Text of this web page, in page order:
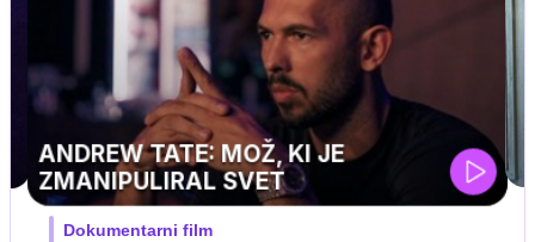
MOJ PRIJATELJ PINGVIN
Film meseca / družinski, pustolovski